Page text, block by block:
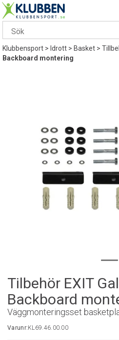
Klubbensport> Idrott>Basket>
Backboard montering
Tilbehör EXIT
Backboard
Väggmonteringsset
Varunr:KL69.46.00.00